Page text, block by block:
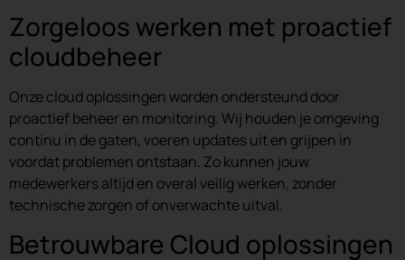
Zorgeloos werken met proactief
cloudbeheer
Onze cloud oplossingen worden ondersteund door
proactief beheer en monitoring. Wij houden je omgeving
continu in de gaten, voeren updates uit en grijpen in
voordat problemen ontstaan. Zo kunnen jouw
medewerkers altijd en overal veilig werken, zonder
technische zorgen of onverwachte uitval.
Betrouwbare Cloud oplossingen